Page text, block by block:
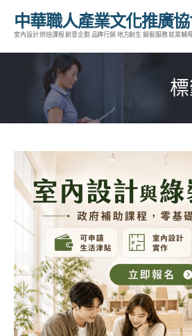
中華職人產業文化推廣
室內設計 烘焙課程 創意企劃 品牌行銷 地方創生 銀髮服務 就業輔